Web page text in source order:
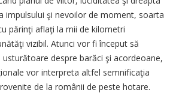
impulsului şi nevoilor de moment, soarta
părinţi aflaţi la mii de kilometri
vizibil. Atunci vor fi început să
usturătoare despre barăci şi acordeoane,
vor interpreta altfel semnificaţia
de la românii de peste hotare.